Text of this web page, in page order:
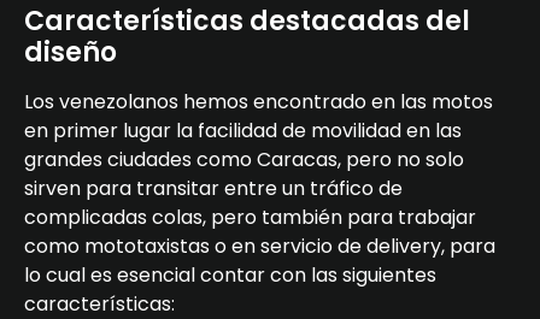
Características destacadas del
diseño
Los venezolanos hemos encontrado en las motos
en primer lugar la facilidad de movilidad en las
grandes ciudades como Caracas, pero no solo
sirven para transitar entre un tráfico de
complicadas colas, pero también para trabajar
como mototaxistas o en servicio de delivery, para
lo cual es esencial contar con las siguientes
características: